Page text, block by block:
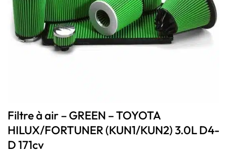
Filtre à air – GREEN – TOYOTA
HILUX/FORTUNER (KUN1/KUN2) 3.0L D4-
D 171cv